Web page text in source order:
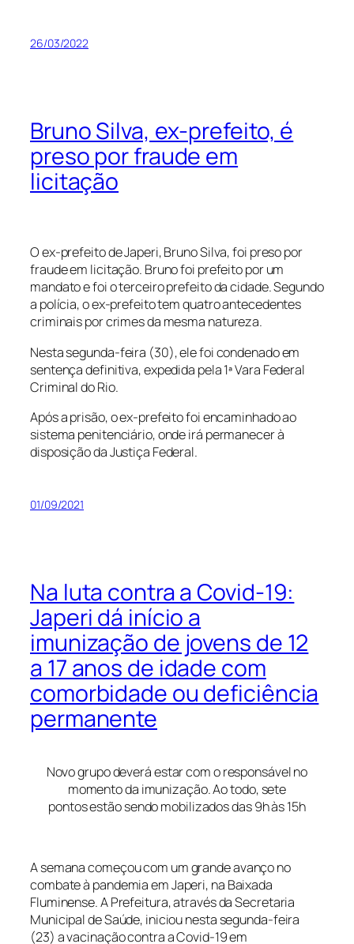
26/03/2022
Bruno Silva, ex-prefeito, é
preso por fraude em
licitação
O ex-prefeito de Japeri, Bruno Silva, foi preso por
fraude em licitação. Bruno foi prefeito por um
mandato e foi o terceiro prefeito da cidade. Segundo
a polícia, o ex-prefeito tem quatro antecedentes
criminais por crimes da mesma natureza.
Nesta segunda-feira (30), ele foi condenado em
sentença definitiva, expedida pela 1ª Vara Federal
Criminal do Rio.
Após a prisão, o ex-prefeito foi encaminhado ao
sistema penitenciário, onde irá permanecer à
disposição da Justiça Federal.
01/09/2021
Na luta contra a Covid-19:
Japeri dá início a
imunização de jovens de 12
a 17 anos de idade com
comorbidade ou deficiência
permanente
Novo grupo deverá estar com o responsável no
momento da imunização. Ao todo, sete
pontos estão sendo mobilizados das 9h às 15h
A semana começou com um grande avanço no
combate à pandemia em Japeri, na Baixada
Fluminense. A Prefeitura, através da Secretaria
Municipal de Saúde, iniciou nesta segunda-feira
(23) a vacinação contra a Covid-19 em